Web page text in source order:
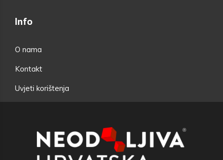
Info
O nama
Kontakt
Uvjeti korištenja